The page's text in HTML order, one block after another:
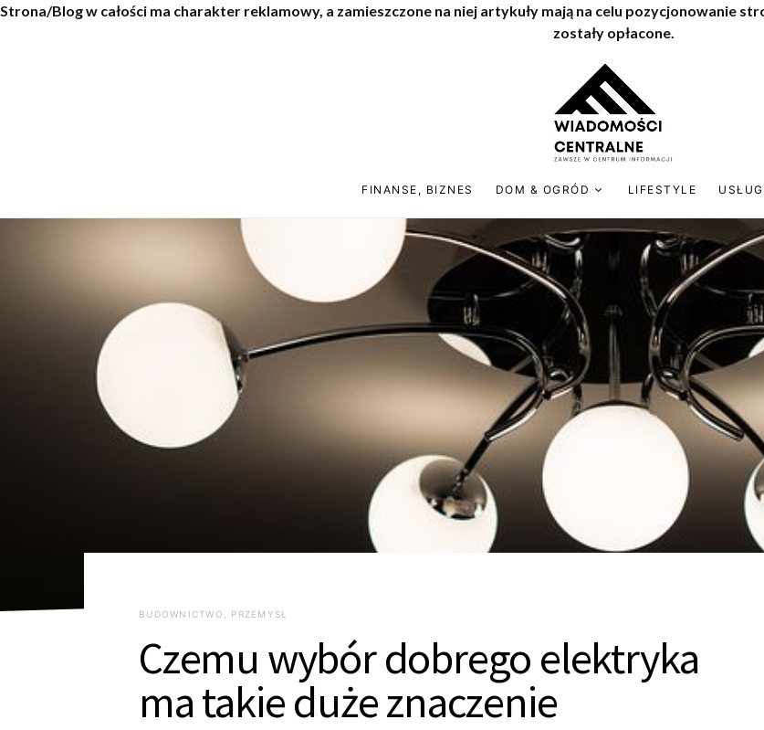
Strona/Blog w całości ma charakter reklamowy, a zamieszczone na niej artykuły mają na celu pozycjonowanie
zostały opłacone.
FINANSE, BIZNES DOM & OGRÓD LIFESTYLE
BUDOWNICTWO, PRZEMYSŁ
Czemu wybór dobrego elektryka
ma takie duże znaczenie